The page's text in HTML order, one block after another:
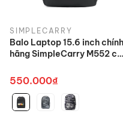
SIMPLECARRY
Balo Laptop 15.6 inch chính
hãng SimpleCarry M552 cao
550.000₫